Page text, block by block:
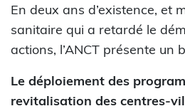
En deux ans d’existence, et
sanitaire qui a retardé le
actions, l’ANCT présente un
Le déploiement des
revitalisation des centres-